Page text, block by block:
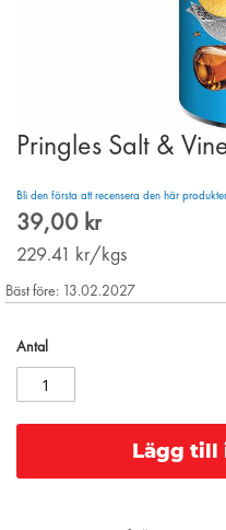
Skip
of
the
gallery
Pringles Salt &
Bli den första att recensera den här
39,00 kr
229.41 kr/kgs
Bäst före: 13.02.2027
Antal
Lägg till